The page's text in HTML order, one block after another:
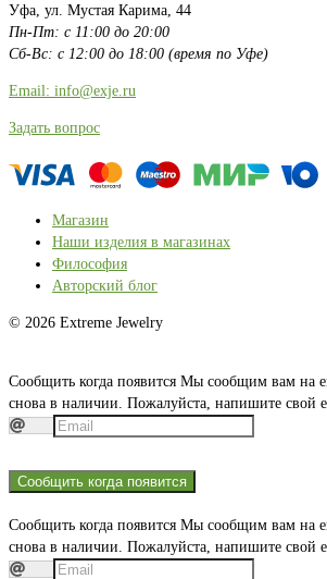
Уфа, ул. Мустая Карима, 44
Пн-Пт: с 11:00 до 20:00
Сб-Вс: с 12:00 до 18:00 (время по Уфе)
Email: info@exje.ru
Задать вопрос
Магазин
Наши изделия в магазинах
Философия
Авторский блог
© 2026 Extreme Jewelry
Сообщить когда появится Мы сообщим вам на
снова в наличии. Пожалуйста, напишите свой
Сообщить когда появится
Сообщить когда появится Мы сообщим вам на
снова в наличии. Пожалуйста, напишите свой